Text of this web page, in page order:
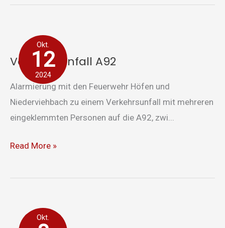
Okt.
12
2024
Verkehrsunfall A92
Alarmierung mit den Feuerwehr Höfen und
Niederviehbach zu einem Verkehrsunfall mit mehreren
eingeklemmten Personen auf die A92, zwi...
Verkehrsunfall
A92
Read More »
Okt.
Verkehrsunfall
A92